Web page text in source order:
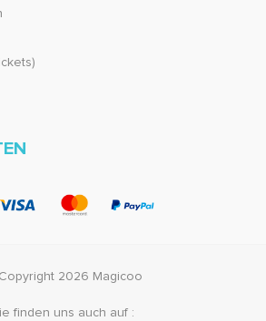
2026 Magicoo
finden uns auch auf :